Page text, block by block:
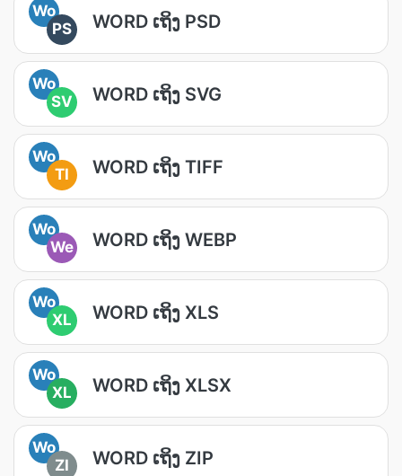
Wo
PS
WORD ເຖິງ PSD
Wo
SV
WORD ເຖິງ SVG
Wo
TI
WORD ເຖິງ TIFF
Wo
We
WORD ເຖິງ WEBP
Wo
XL
WORD ເຖິງ XLS
Wo
XL
WORD ເຖິງ XLSX
Wo
ZI
WORD ເຖິງ ZIP